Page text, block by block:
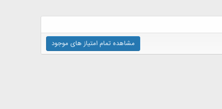
مشاهده تمام امتیاز های موجود